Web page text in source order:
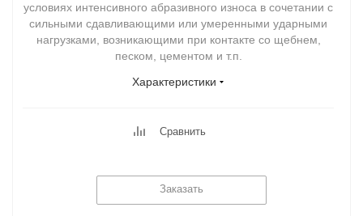
условиях интенсивного абразивного износа в сочетании с
сильными сдавливающими или умеренными ударными
нагрузками, возникающими при контакте со щебнем,
песком, цементом и т.п.
Характеристики
Сравнить
Заказать